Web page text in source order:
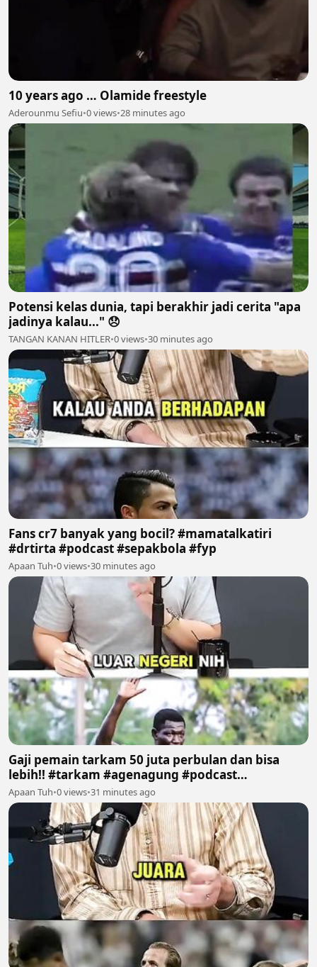
10 years ago … Olamide freestyle
Aderounmu Sefiu•0 views•28 minutes ago
Potensi kelas dunia, tapi berakhir jadi cerita "apa
jadinya kalau..." 😞
TANGAN KANAN HITLER•0 views•30 minutes ago
Fans cr7 banyak yang bocil? #mamatalkatiri
#drtirta #podcast #sepakbola #fyp
Apaan Tuh•0 views•30 minutes ago
Gaji pemain tarkam 50 juta perbulan dan bisa
lebih!! #tarkam #agenagung #podcast
#sepakbola #fyp
Apaan Tuh•0 views•31 minutes ago